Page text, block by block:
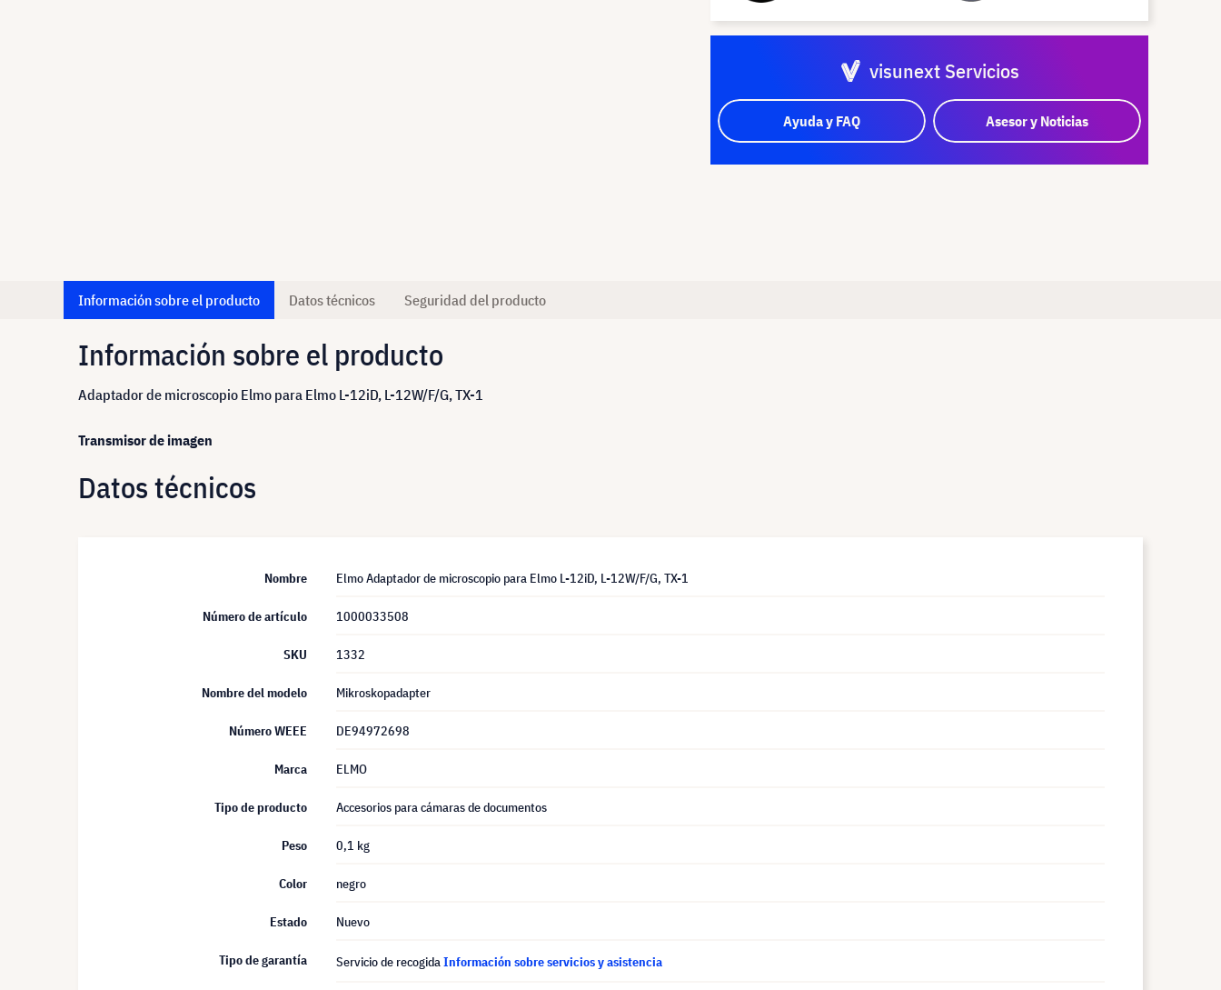
visunext Servicios
Ayuda y FAQ Asesor y Noticias
Información sobre el producto Datos técnicos Seguridad del producto
Información sobre el producto
Adaptador de microscopio Elmo para Elmo L-12iD, L-12W/F/G, TX-1
Transmisor de imagen
Datos técnicos
Nombre Elmo Adaptador de microscopio para Elmo L-12iD, L-12W/F/G, TX-1
Número de artículo 1000033508
SKU 1332
Nombre del modelo Mikroskopadapter
Número WEEE DE94972698
Marca ELMO
Tipo de producto Accesorios para cámaras de documentos
Peso 0,1 kg
Color negro
Estado Nuevo
Tipo de garantía Servicio de recogidaInformación sobre servicios y asistencia